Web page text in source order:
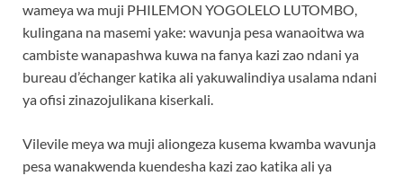
wameya wa muji PHILEMON YOGOLELO LUTOMBO,
kulingana na masemi yake: wavunja pesa wanaoitwa wa
cambiste wanapashwa kuwa na fanya kazi zao ndani ya
bureau d’échanger katika ali yakuwalindiya usalama ndani
ya ofisi zinazojulikana kiserkali.
Vilevile meya wa muji aliongeza kusema kwamba wavunja
pesa wanakwenda kuendesha kazi zao katika ali ya